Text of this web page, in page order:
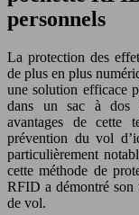
personnels
La protection des
de plus en plus
une solution efficace
dans un sac à dos
avantages de cette
prévention du vol
particulièrement
cette méthode de
RFID a démontré son
de vol.